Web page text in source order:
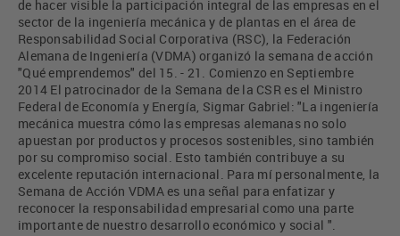
de hacer visible la participación integral de las empresas en el
sector de la ingeniería mecánica y de plantas en el área de
Responsabilidad Social Corporativa (RSC), la Federación
Alemana de Ingeniería (VDMA) organizó la semana de acción
"Qué emprendemos" del 15. - 21. Comienzo en Septiembre
2014 El patrocinador de la Semana de la CSR es el Ministro
Federal de Economía y Energía, Sigmar Gabriel: "La ingeniería
mecánica muestra cómo las empresas alemanas no solo
apuestan por productos y procesos sostenibles, sino también
por su compromiso social. Esto también contribuye a su
excelente reputación internacional. Para mí personalmente, la
Semana de Acción VDMA es una señal para enfatizar y
reconocer la responsabilidad empresarial como una parte
importante de nuestro desarrollo económico y social ".